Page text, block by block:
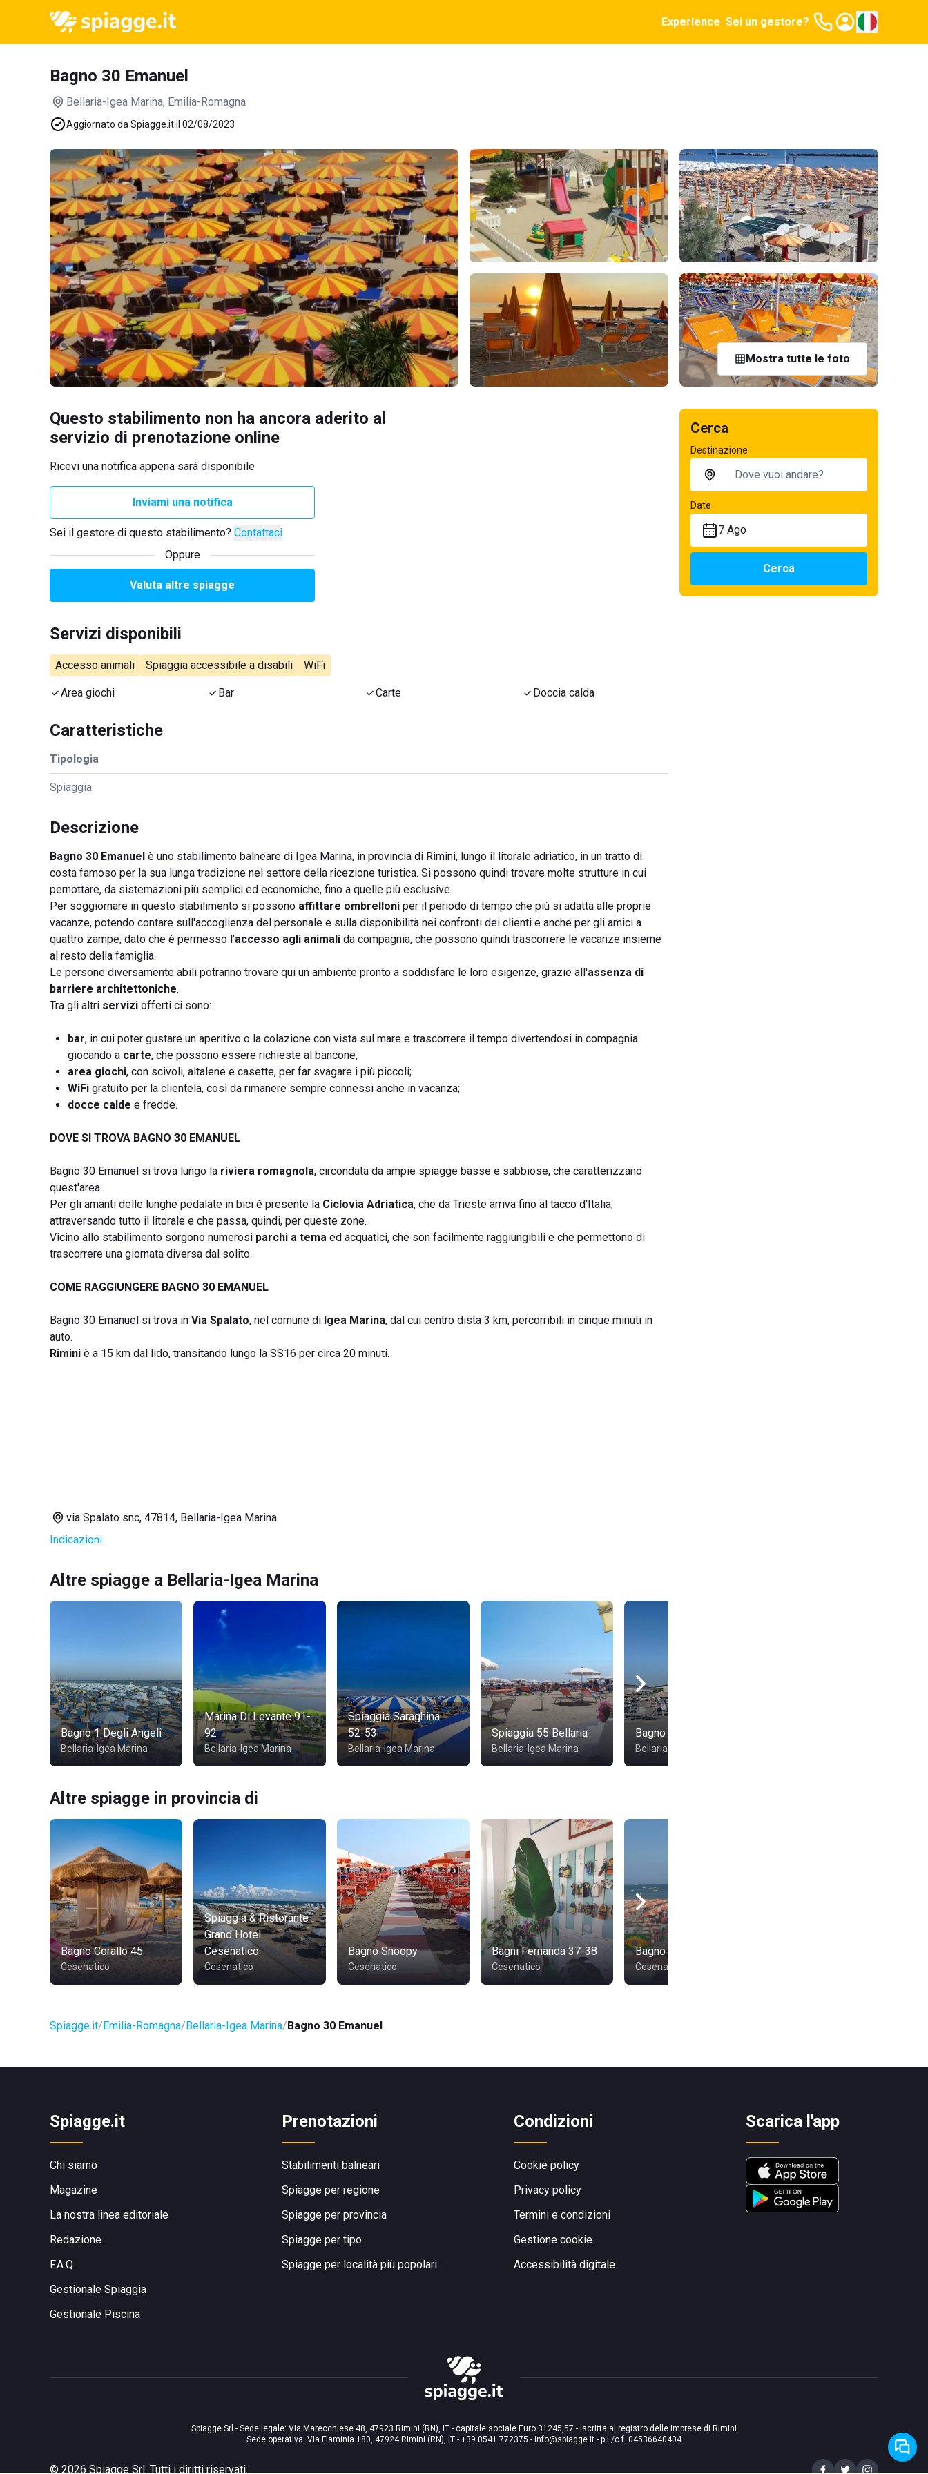
Experience Sei un gestore?
Bagno 30 Emanuel
Bellaria-Igea Marina, Emilia-Romagna
Aggiornato da Spiagge.it il 02/08/2023
Mostra tutte le foto
Questo stabilimento non ha ancora aderito al
servizio di prenotazione online
Ricevi una notifica appena sarà disponibile
Inviami una notifica
Sei il gestore di questo stabilimento? Contattaci
Oppure
Valuta altre spiagge
Servizi disponibili
Accesso animali Spiaggia accessibile a disabili WiFi
Area giochi Bar Carte Doccia calda
Caratteristiche
Tipologia
Spiaggia
Descrizione
Bagno 30 Emanuel è uno stabilimento balneare di Igea Marina, in provincia di Rimini, lungo il litorale adriatico, in un tratto di
costa famoso per la sua lunga tradizione nel settore della ricezione turistica. Si possono quindi trovare molte strutture in cui
pernottare, da sistemazioni più semplici ed economiche, fino a quelle più esclusive.
Per soggiornare in questo stabilimento si possono affittare ombrelloni per il periodo di tempo che più si adatta alle proprie
vacanze, potendo contare sull'accoglienza del personale e sulla disponibilità nei confronti dei clienti e anche per gli amici a
quattro zampe, dato che è permesso l'accesso agli animali da compagnia, che possono quindi trascorrere le vacanze insieme
al resto della famiglia.
Le persone diversamente abili potranno trovare qui un ambiente pronto a soddisfare le loro esigenze, grazie all'assenza di
barriere architettoniche.
Tra gli altri servizi offerti ci sono:
bar, in cui poter gustare un aperitivo o la colazione con vista sul mare e trascorrere il tempo divertendosi in compagnia
giocando a carte, che possono essere richieste al bancone;
area giochi, con scivoli, altalene e casette, per far svagare i più piccoli;
WiFi gratuito per la clientela, così da rimanere sempre connessi anche in vacanza;
docce calde e fredde.
DOVE SI TROVA BAGNO 30 EMANUEL
Bagno 30 Emanuel si trova lungo la riviera romagnola, circondata da ampie spiagge basse e sabbiose, che caratterizzano
quest'area.
Per gli amanti delle lunghe pedalate in bici è presente la Ciclovia Adriatica, che da Trieste arriva fino al tacco d'Italia,
attraversando tutto il litorale e che passa, quindi, per queste zone.
Vicino allo stabilimento sorgono numerosi parchi a tema ed acquatici, che son facilmente raggiungibili e che permettono di
trascorrere una giornata diversa dal solito.
COME RAGGIUNGERE BAGNO 30 EMANUEL
Bagno 30 Emanuel si trova in Via Spalato, nel comune di Igea Marina, dal cui centro dista 3 km, percorribili in cinque minuti in
auto.
Rimini è a 15 km dal lido, transitando lungo la SS16 per circa 20 minuti.
via Spalato snc, 47814, Bellaria-Igea Marina
Indicazioni
Altre spiagge a Bellaria-Igea Marina
Bagno 1 Degli Angeli
Bellaria-Igea Marina
Marina Di Levante 91-
92
Bellaria-Igea Marina
Spiaggia Saraghina
52-53
Bellaria-Igea Marina
Spiaggia 55 Bellaria
Bellaria-Igea Marina
Bagno Andrea 95
Bellaria-Igea Marina
Altre spiagge in provincia di
Bagno Corallo 45
Cesenatico
Spiaggia & Ristorante
Grand Hotel
Cesenatico
Cesenatico
Bagno Snoopy
Cesenatico
Bagni Fernanda 37-38
Cesenatico
Bagno Veneto
Cesenatico
Spiagge.it Emilia-Romagna Bellaria-Igea Marina Bagno 30 Emanuel
Cerca
Destinazione
Date
7 Ago
Cerca
Spiagge.it
Chi siamo
Magazine
La nostra linea editoriale
Redazione
F.A.Q.
Gestionale Spiaggia
Gestionale Piscina
Prenotazioni
Stabilimenti balneari
Spiagge per regione
Spiagge per provincia
Spiagge per tipo
Spiagge per località più popolari
Condizioni
Cookie policy
Privacy policy
Termini e condizioni
Gestione cookie
Accessibilità digitale
Scarica l'app
Spiagge Srl - Sede legale: Via Marecchiese 48, 47923 Rimini (RN), IT - capitale sociale Euro 31245,57 - Iscritta al registro delle imprese di Rimini
Sede operativa: Via Flaminia 180, 47924 Rimini (RN), IT - +39 0541 772375 - info@spiagge.it - p.i./c.f. 04536640404
©2026 Spiagge Srl. Tutti i diritti riservati.